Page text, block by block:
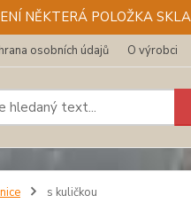
NĚKTERÁ POLOŽKA
osobních údajů O výrobci
s kuličkou